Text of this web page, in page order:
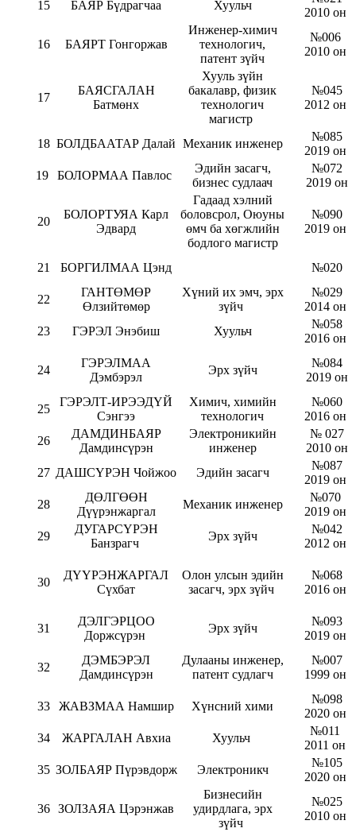
15 БАЯР Бүдрагчаа Хуульч
2010 он
16 БАЯРТ Гонгоржав
Инженер-химич
технологич,
патент зүйч
№006
2010 он
17
БАЯСГАЛАН
Батмөнх
Хууль зүйн
бакалавр, физик
технологич
магистр
№045
2012 он
18 БОЛДБААТАР Далай Механик инженер
№085
2019 он
19
БОЛОРМАА Павлос
Эдийн засагч,
бизнес судлаач
№072
2019 он
20
БОЛОРТУЯА Карл
Эдвард
Гадаад хэлний
боловсрол, Оюуны
өмч ба хөгжлийн
бодлого магистр
№090
2019 он
21 БОРГИЛМАА Цэнд №020
22
ГАНТӨМӨР
Өлзийтөмөр
Хүний их эмч, эрх
зүйч
№029
2014 он
23
ГЭРЭЛ Энэбиш Хуульч
№058
2016 он
24
ГЭРЭЛМАА
Дэмбэрэл
Эрх зүйч
№084
2019 он
25
ГЭРЭЛТ-ИРЭЭДҮЙ
Сэнгээ
Химич, химийн
технологич
№060
2016 он
26
ДАМДИНБАЯР
Дамдинсүрэн
Электроникийн
инженер
№ 027
2010 он
27 ДАШСҮРЭН Чойжоо Эдийн засагч
№087
2019 он
28
ДӨЛГӨӨН
Дүүрэнжаргал
Механик инженер
№070
2019 он
29
ДУГАРСҮРЭН
Банзрагч
Эрх зүйч
№042
2012 он
30
ДҮҮРЭНЖАРГАЛ
Сүхбат
Олон улсын эдийн
засагч, эрх зүйч
№068
2016 он
31
ДЭЛГЭРЦОО
Доржсүрэн
Эрх зүйч
№093
2019 он
32
ДЭМБЭРЭЛ
Дамдинсүрэн
Дулааны инженер,
патент судлагч
№007
1999 он
33 ЖАВЗМАА Намшир Хүнсний хими
№098
2020 он
34
ЖАРГАЛАН Авхиа Хуульч
№011
2011 он
35 ЗОЛБАЯР Пүрэвдорж Электроникч
№105
2020 он
36 ЗОЛЗАЯА Цэрэнжав
Бизнесийн
удирдлага, эрх
зүйч
№025
2010 он